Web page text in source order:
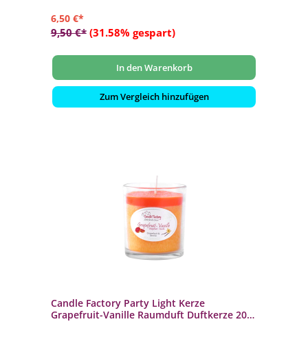
6,50 €*
9,50 €* (31.58% gespart)
In den Warenkorb
Zum Vergleich hinzufügen
Candle Factory Party Light Kerze
Grapefruit-Vanille Raumduft Duftkerze 201-